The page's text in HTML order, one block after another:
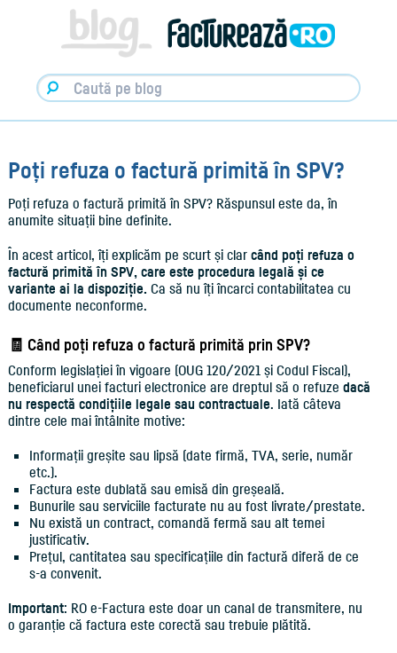
Factureaza.ro
Poți refuza o factură primită în SPV?
Poți refuza o factură primită în SPV? Răspunsul este da, în
anumite situații bine definite.
În acest articol, îți explicăm pe scurt și clar când poți refuza o
factură primită în SPV, care este procedura legală și ce
variante ai la dispoziție. Ca să nu îți încarci contabilitatea cu
documente neconforme.
🧾 Când poți refuza o factură primită prin SPV?
Conform legislației în vigoare (OUG 120/2021 și Codul Fiscal),
beneficiarul unei facturi electronice are dreptul să o refuze dacă
nu respectă condițiile legale sau contractuale. Iată câteva
dintre cele mai întâlnite motive:
Informații greșite sau lipsă (date firmă, TVA, serie, număr
etc.).
Factura este dublată sau emisă din greșeală.
Bunurile sau serviciile facturate nu au fost livrate/prestate.
Nu există un contract, comandă fermă sau alt temei
justificativ.
Prețul, cantitatea sau specificațiile din factură diferă de ce
s-a convenit.
Important: RO e-Factura este doar un canal de transmitere, nu
o garanție că factura este corectă sau trebuie plătită.